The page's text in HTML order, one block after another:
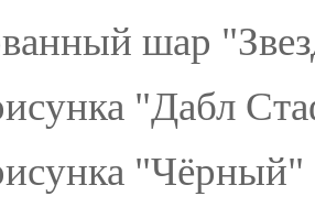
шар
"Дабл
"Чёрный"